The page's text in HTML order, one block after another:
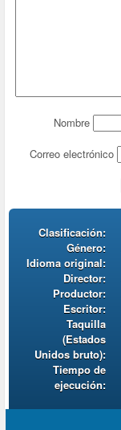
Nombre
Correo electrónico
Clasificación:
Género:
Idioma original:
Director:
Productor:
Escritor:
Taquilla
(Estados
Unidos bruto):
Tiempo de
ejecución: